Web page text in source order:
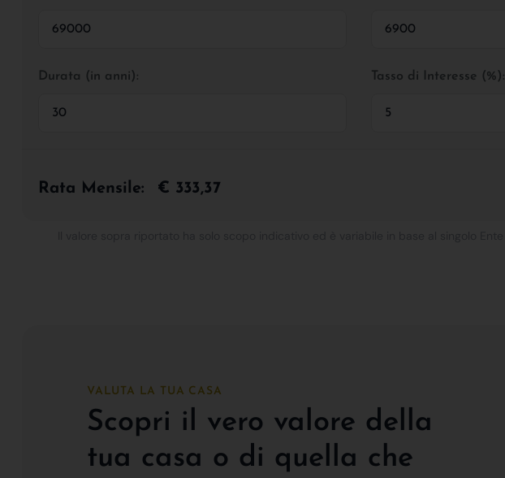
Durata (in anni): Tasso di Interesse (%):
Rata Mensile: € 333,37
VALUTA LA TUA CASA
Scopri il vero valore della
tua casa o di quella che